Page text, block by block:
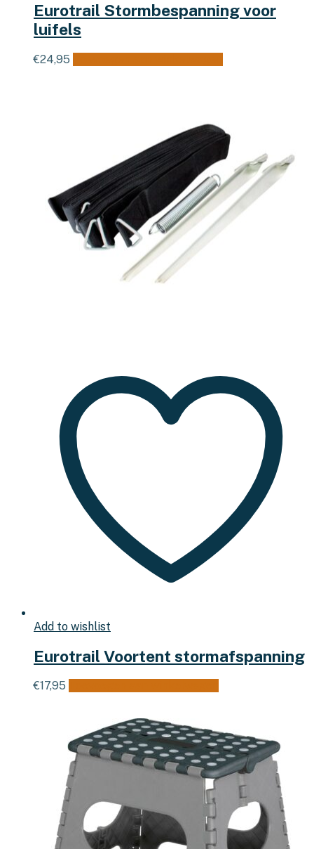
Eurotrail Stormbespanning voor
luifels
€24,95
Add to wishlist
Eurotrail Voortent stormafspanning
€17,95